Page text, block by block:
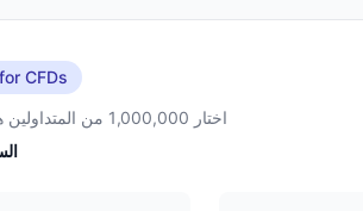
CFDs
اختار 1,000,000 من المتداولين هذا الوسيط